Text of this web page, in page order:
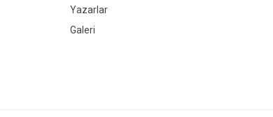
Yazarlar
Galeri